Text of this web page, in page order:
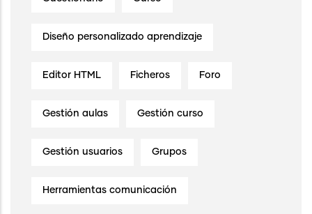
Diseño personalizado aprendizaje
Editor HTML Ficheros Foro
Gestión aulas Gestión curso
Gestión usuarios Grupos
Herramientas comunicación